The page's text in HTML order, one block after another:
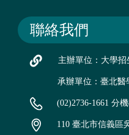
聯絡我們
主辦單位：大學
承辦單位：臺北醫
(02)2736-1661 分
110 臺北市信義區